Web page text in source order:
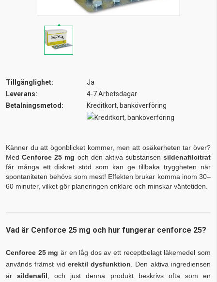
Tillgänglighet:
Ja
Leverans:
4-7 Arbetsdagar
Betalningsmetod:
Kreditkort, banköverföring
Känner du att ögonblicket kommer, men att osäkerheten tar över?
MedCenforce 25 mg och den aktiva substansen sildenafilcitrat
får många ett diskret stöd som kan ge tillbaka tryggheten när
spontaniteten behövs som mest! Effekten brukar komma inom 30–
60 minuter, vilket gör planeringen enklare och minskar väntetiden.
Vad är Cenforce 25 mg och hur fungerar cenforce 25?
Cenforce 25 mg är en låg dos av ett receptbelagt läkemedel som
används främst vid erektil dysfunktion . Den aktiva ingrediensen
ärsildenafil , och just denna produkt beskrivs ofta som en